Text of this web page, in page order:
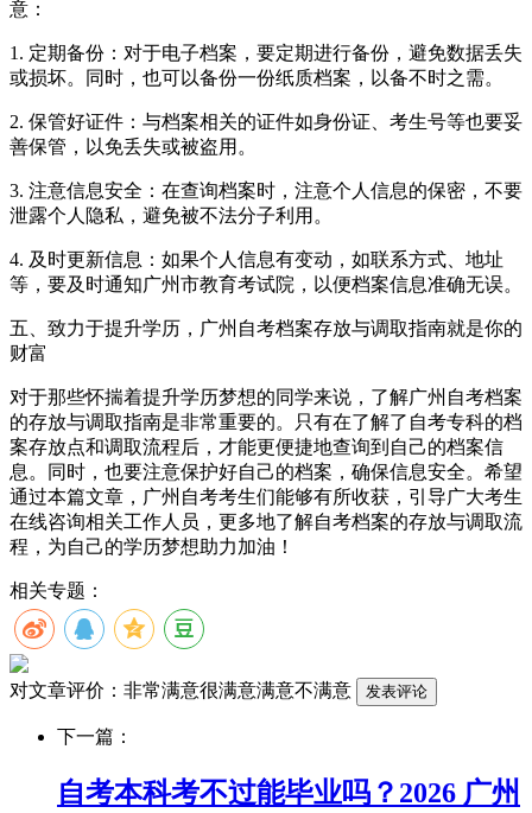
意：
1. 定期备份：对于电子档案，要定期进行备份，避免数据丢失
或损坏。同时，也可以备份一份纸质档案，以备不时之需。
2. 保管好证件：与档案相关的证件如身份证、考生号等也要妥
善保管，以免丢失或被盗用。
3. 注意信息安全：在查询档案时，注意个人信息的保密，不要
泄露个人隐私，避免被不法分子利用。
4. 及时更新信息：如果个人信息有变动，如联系方式、地址
等，要及时通知广州市教育考试院，以便档案信息准确无误。
五、致力于提升学历，广州自考档案存放与调取指南就是你的
财富
对于那些怀揣着提升学历梦想的同学来说，了解广州自考档案
的存放与调取指南是非常重要的。只有在了解了自考专科的档
案存放点和调取流程后，才能更便捷地查询到自己的档案信
息。同时，也要注意保护好自己的档案，确保信息安全。希望
通过本篇文章，广州自考考生们能够有所收获，引导广大考生
在线咨询相关工作人员，更多地了解自考档案的存放与调取流
程，为自己的学历梦想助力加油！
相关专题：
对文章评价： 非常满意很满意满意不满意
下一篇：
自考本科考不过能毕业吗？2026 广州